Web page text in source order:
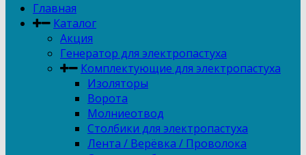
Главная
Каталог
Акция
Генератор для электропастуха
Комплектующие для электропастуха
Изоляторы
Ворота
Молниеотвод
Столбики для электропастуха
Лента / Верёвка / Проволока